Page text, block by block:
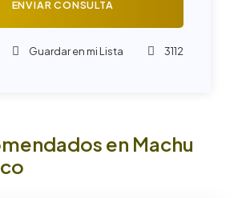
Guardar en mi Lista 3112
en Machu